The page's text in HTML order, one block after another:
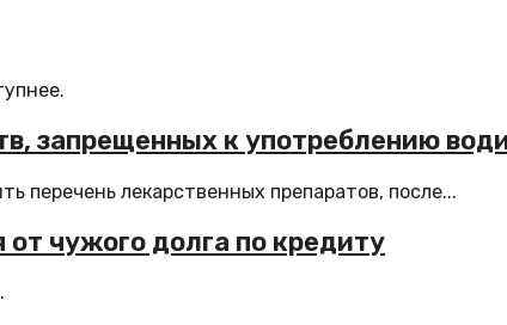
запрещенных к употреблению
перечень лекарственных препаратов, после...
чужого долга по кредиту